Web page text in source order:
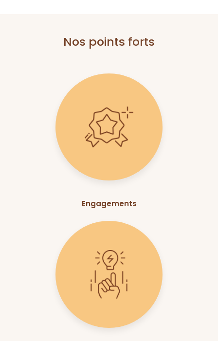
Nos points forts
Engagements